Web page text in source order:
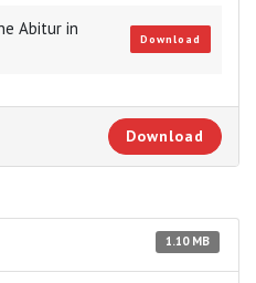
Abitur in
Download
Download
1.10 MB